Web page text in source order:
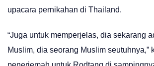
upacara pernikahan di Thailand.
“Juga untuk memperjelas, dia sekarang
Muslim, dia seorang Muslim seutuhnya,”